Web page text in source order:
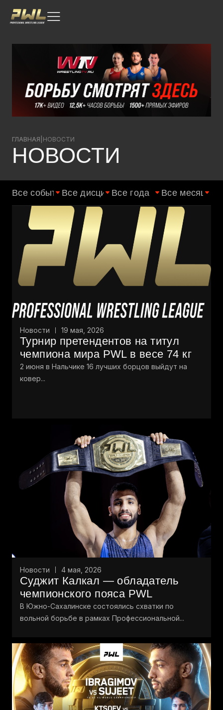
ГЛАВНАЯ НОВОСТИ
НОВОСТИ
Новости 19 мая, 2026
Турнир претендентов на титул
чемпиона мира PWL в весе 74 кг
2 июня в Нальчике 16 лучших борцов выйдут на
ковер...
Новости 4 мая, 2026
Суджит Калкал — обладатель
чемпионского пояса PWL
В Южно-Сахалинске состоялись схватки по
вольной борьбе в рамках Профессиональной...